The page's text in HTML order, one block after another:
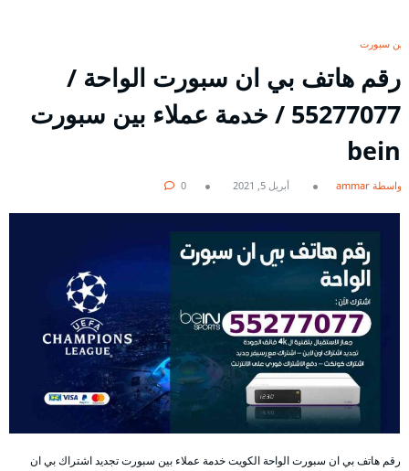
بين سبورت
رقم هاتف بي ان سبورت الواحة /
55277077 / خدمة عملاء بين سبورت
bein
بواسطة ammar أبريل 5, 2021 0
رقم هاتف بي ان سبورت الواحة الكويت خدمة عملاء بين سبورت تجديد اشتراك بي ان